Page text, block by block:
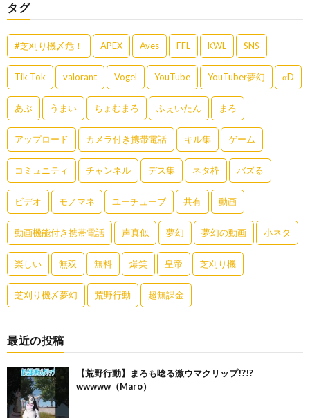
タグ
#芝刈り機〆危！ APEX Aves FFL KWL SNS
Tik Tok valorant Vogel YouTube YouTuber夢幻 αD
あぶ うまい ちょむまろ ふぇいたん まろ
アップロード カメラ付き携帯電話 キル集 ゲーム
コミュニティ チャンネル デス集 ネタ枠 バズる
ビデオ モノマネ ユーチューブ 共有 動画
動画機能付き携帯電話 声真似 夢幻 夢幻の動画 小ネタ
楽しい 無双 無料 爆笑 皇帝 芝刈り機
芝刈り機〆夢幻 荒野行動 超無課金
最近の投稿
【荒野行動】まろも唸る激ウマクリップ!?!?
wwwww（Maro）